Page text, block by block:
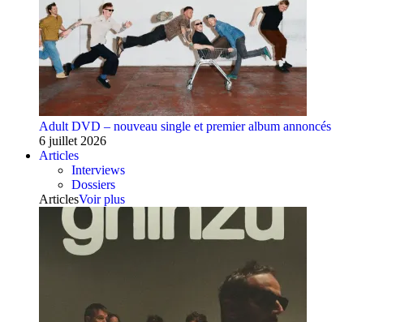
Adult DVD – nouveau single et premier album annoncés
6 juillet 2026
Articles
Interviews
Dossiers
ArticlesVoir plus